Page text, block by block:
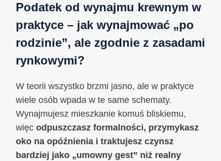
Podatek od wynajmu krewnym w
praktyce – jak wynajmować „po
rodzinie”, ale zgodnie z zasadami
rynkowymi?
W teorii wszystko brzmi jasno, ale w praktyce
wiele osób wpada w te same schematy.
Wynajmujesz mieszkanie komuś bliskiemu,
więc odpuszczasz formalności, przymykasz
oko na opóźnienia i traktujesz czynsz
bardziej jako „umowny gest” niż realny